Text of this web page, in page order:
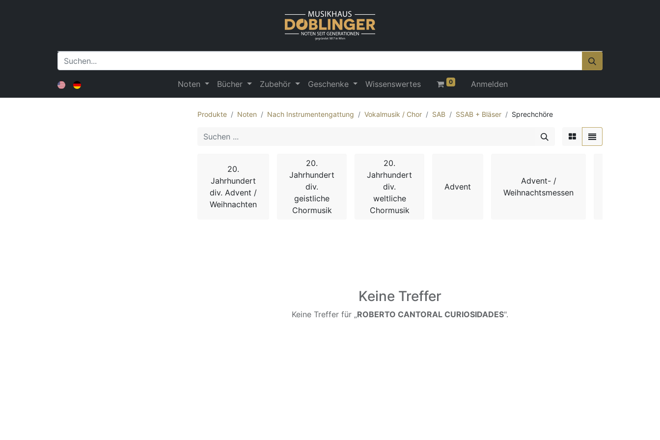
Noten Bücher Zubehör Geschenke Wissenswertes 0 Anmelden
Produkte Noten Nach Instrumentengattung Vokalmusik / Chor SAB SSAB + Bläser Sprechchöre
20.
Jahrhundert
div. Advent /
Weihnachten
20.
Jahrhundert
div.
geistliche
Chormusik
20.
Jahrhundert
div.
weltliche
Chormusik
Advent
Advent- /
Weihnachtsmessen
Keine Treffer
Keine Treffer für „ROBERTO CANTORAL CURIOSIDADES".